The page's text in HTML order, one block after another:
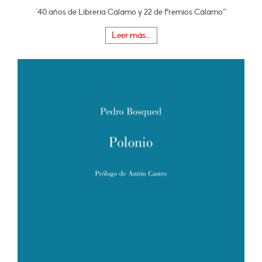
"40 años de Librería Cálamo y 22 de Premios Cálamo”
Leer más...